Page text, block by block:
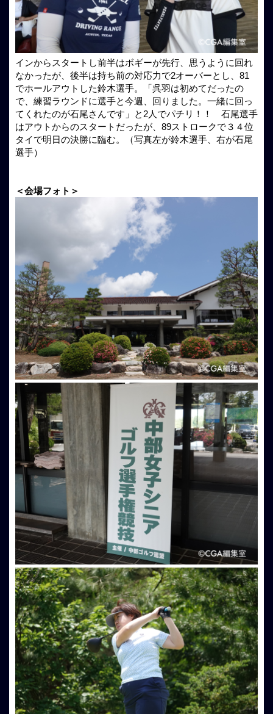
インからスタートし前半はボギーが先行、思うように回れ
なかったが、後半は持ち前の対応力で2オーバーとし、81
でホールアウトした鈴木選手。「呉羽は初めてだったの
で、練習ラウンドに選手と今週、回りました。一緒に回っ
てくれたのが石尾さんです」と2人でパチリ！！ 石尾選手
はアウトからのスタートだったが、89ストロークで３４位
タイで明日の決勝に臨む。（写真左が鈴木選手、右が石尾
選手）
＜会場フォト＞